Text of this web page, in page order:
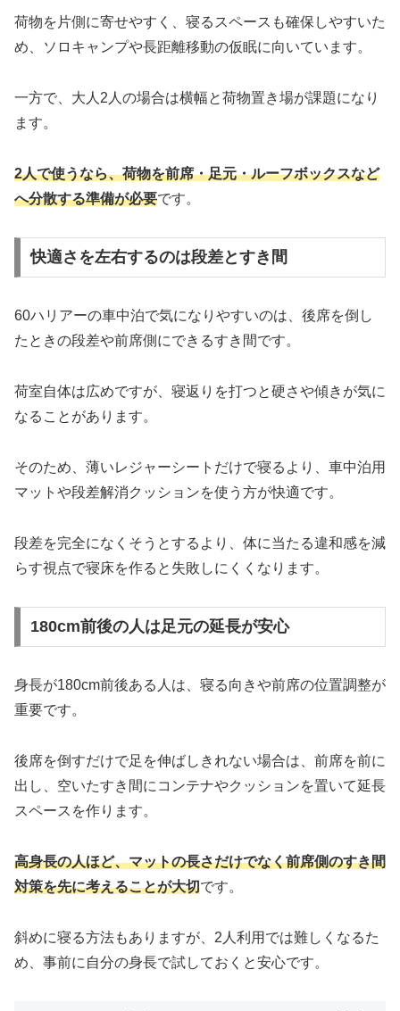
荷物を片側に寄せやすく、寝るスペースも確保しやすいた
め、ソロキャンプや長距離移動の仮眠に向いています。
一方で、大人2人の場合は横幅と荷物置き場が課題になり
ます。
2人で使うなら、荷物を前席・足元・ルーフボックスなど
へ分散する準備が必要です。
快適さを左右するのは段差とすき間
60ハリアーの車中泊で気になりやすいのは、後席を倒し
たときの段差や前席側にできるすき間です。
荷室自体は広めですが、寝返りを打つと硬さや傾きが気に
なることがあります。
そのため、薄いレジャーシートだけで寝るより、車中泊用
マットや段差解消クッションを使う方が快適です。
段差を完全になくそうとするより、体に当たる違和感を減
らす視点で寝床を作ると失敗しにくくなります。
180cm前後の人は足元の延長が安心
身長が180cm前後ある人は、寝る向きや前席の位置調整が
重要です。
後席を倒すだけで足を伸ばしきれない場合は、前席を前に
出し、空いたすき間にコンテナやクッションを置いて延長
スペースを作ります。
高身長の人ほど、マットの長さだけでなく前席側のすき間
対策を先に考えることが大切です。
斜めに寝る方法もありますが、2人利用では難しくなるた
め、事前に自分の身長で試しておくと安心です。